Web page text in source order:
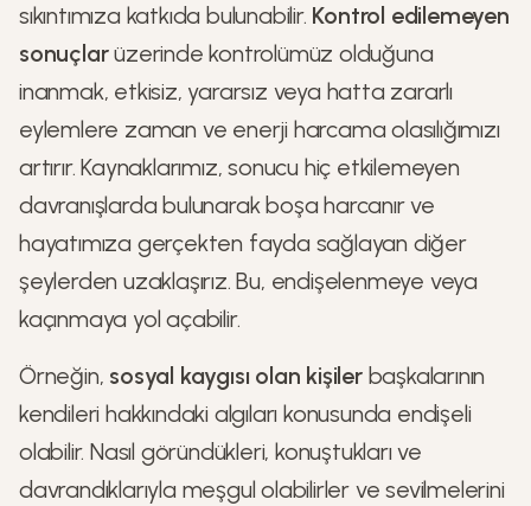
sıkıntımıza katkıda bulunabilir. Kontrol edilemeyen
sonuçlarüzerinde kontrolümüz olduğuna
inanmak, etkisiz, yararsız veya hatta zararlı
eylemlere zaman ve enerji harcama olasılığımızı
artırır. Kaynaklarımız, sonucu hiç etkilemeyen
davranışlarda bulunarak boşa harcanır ve
hayatımıza gerçekten fayda sağlayan diğer
şeylerden uzaklaşırız. Bu, endişelenmeye veya
kaçınmaya yol açabilir.
Örneğin, sosyal kaygısı olan kişilerbaşkalarının
kendileri hakkındaki algıları konusunda endişeli
olabilir. Nasıl göründükleri, konuştukları ve
davrandıklarıyla meşgul olabilirler ve sevilmelerini